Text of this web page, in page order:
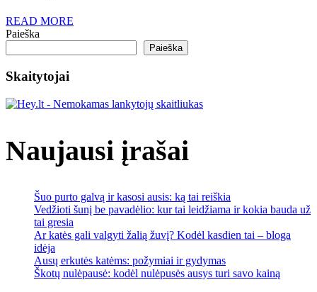
READ MORE
Paieška
Paieška
Skaitytojai
Naujausi įrašai
Šuo purto galvą ir kasosi ausis: ką tai reiškia
Vedžioti šunį be pavadėlio: kur tai leidžiama ir kokia bauda už
tai gresia
Ar katės gali valgyti žalią žuvį? Kodėl kasdien tai – bloga
idėja
Ausų erkutės katėms: požymiai ir gydymas
Škotų nulėpausė: kodėl nulėpusės ausys turi savo kainą